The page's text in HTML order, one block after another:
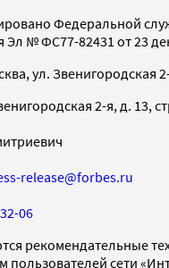
Федеральной
№ ФС77-82431 от 23
ул. Звенигородская
2-я, д. 13,
release@forbes.ru
06
рекомендательные
пользователей сети